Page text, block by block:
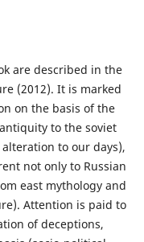
are described in the
(2012). It is marked
on the basis of the
to the soviet
to our days),
not only to Russian
east mythology and
Attention is paid to
of deceptions,